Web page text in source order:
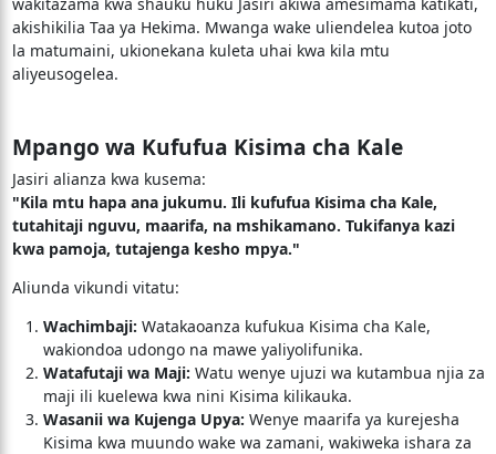
akishikilia Taa ya Hekima. Mwanga wake uliendelea kutoa joto
la matumaini, ukionekana kuleta uhai kwa kila mtu
aliyeusogelea.
Mpango wa Kufufua Kisima cha Kale
Jasiri alianza kwa kusema:
"Kila mtu hapa ana jukumu. Ili kufufua Kisima cha Kale,
tutahitaji nguvu, maarifa, na mshikamano. Tukifanya kazi
kwa pamoja, tutajenga kesho mpya."
Aliunda vikundi vitatu:
Wachimbaji: Watakaoanza kufukua Kisima cha Kale,
wakiondoa udongo na mawe yaliyolifunika.
Watafutaji wa Maji: Watu wenye ujuzi wa kutambua njia za
maji ili kuelewa kwa nini Kisima kilikauka.
Wasanii wa Kujenga Upya: Wenye maarifa ya kurejesha
Kisima kwa muundo wake wa zamani, wakiweka ishara za